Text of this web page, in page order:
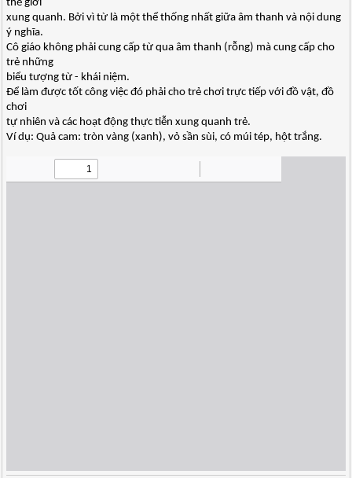
thế giới
xung quanh. Bởi vì từ là một thể thống nhất giữa âm thanh và nội dung
ý nghĩa.
Cô giáo không phải cung cấp từ qua âm thanh (rỗng) mà cung cấp cho
trẻ những
biểu tượng từ - khái niệm.
Để làm được tốt công việc đó phải cho trẻ chơi trực tiếp với đồ vật, đồ
chơi
tự nhiên và các hoạt động thực tiễn xung quanh trẻ.
Ví dụ: Quả cam: tròn vàng (xanh), vỏ sần sùi, có múi tép, hột trắng.